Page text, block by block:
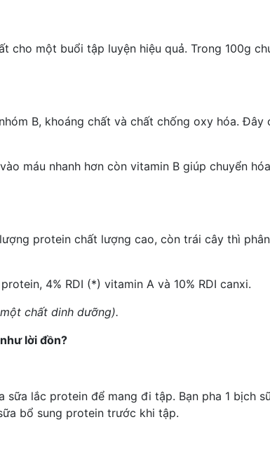
một buổi tập luyện hiệu quả. Trong 100g
B, khoáng chất và chất chống oxy hóa.
máu nhanh hơn còn vitamin B giúp chuyển
protein chất lượng cao, còn trái cây thì
4% RDI (*) vitamin A và 10% RDI canxi.
chất dinh dưỡng).
lời đồn?
lắc protein để mang đi tập. Bạn pha 1 bịch
bổ sung protein trước khi tập.